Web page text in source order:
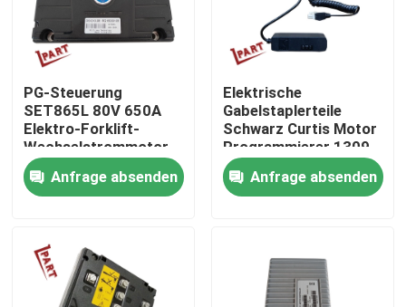
Videos
Gabelstapler-Batterie-Teile
Gabelstapler-Antriebsrad
Gabelstapler-Bewegungsprüfer
Elektrischer Gabelstapler-Motor
LED-Gabelstapler-Lichter
PG-Steuerung
SET865L 80V 650A
Elektro-Forklift-
Wechselstrommotor-
Steuerung
Anfrage absenden
Elektrische
Gabelstaplerteile
Schwarz Curtis Motor
Programmierer 1309
für Curtis Controller
Anfrage absenden